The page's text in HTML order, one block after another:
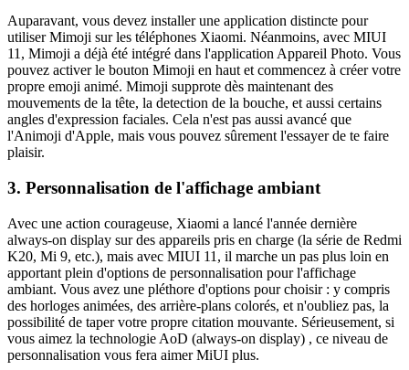
Auparavant, vous devez installer une application distincte pour
utiliser Mimoji sur les téléphones Xiaomi. Néanmoins, avec MIUI
11, Mimoji a déjà été intégré dans l'application Appareil Photo. Vous
pouvez activer le bouton Mimoji en haut et commencez à créer votre
propre emoji animé. Mimoji supprote dès maintenant des
mouvements de la tête, la detection de la bouche, et aussi certains
angles d'expression faciales. Cela n'est pas aussi avancé que
l'Animoji d'Apple, mais vous pouvez sûrement l'essayer de te faire
plaisir.
3. Personnalisation de l'affichage ambiant
Avec une action courageuse, Xiaomi a lancé l'année dernière
always-on display sur des appareils pris en charge (la série de Redmi
K20, Mi 9, etc.), mais avec MIUI 11, il marche un pas plus loin en
apportant plein d'options de personnalisation pour l'affichage
ambiant. Vous avez une pléthore d'options pour choisir : y compris
des horloges animées, des arrière-plans colorés, et n'oubliez pas, la
possibilité de taper votre propre citation mouvante. Sérieusement, si
vous aimez la technologie AoD (always-on display) , ce niveau de
personnalisation vous fera aimer MiUI plus.